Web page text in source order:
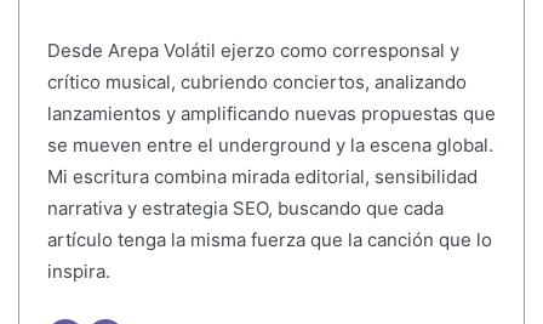
Desde Arepa Volátil ejerzo como corresponsal y
crítico musical, cubriendo conciertos, analizando
lanzamientos y amplificando nuevas propuestas que
se mueven entre el underground y la escena global.
Mi escritura combina mirada editorial, sensibilidad
narrativa y estrategia SEO, buscando que cada
artículo tenga la misma fuerza que la canción que lo
inspira.